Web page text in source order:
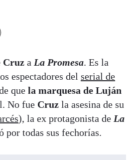
Cruz a La Promesa. Es la
espectadores del serial de
que la marquesa de Luján
No fue Cruz la asesina de su
), la ex protagonista de La
por todas sus fechorías.